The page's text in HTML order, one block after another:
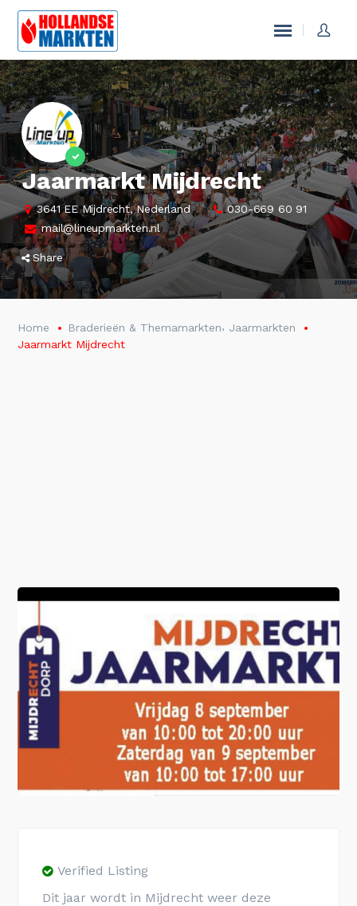
Jaarmarkt Mijdrecht
3641 EE Mijdrecht, Nederland
030-669 60 91
mail@lineupmarkten.nl
Share
Home Braderieën & Themamarkten, Jaarmarkten
Jaarmarkt Mijdrecht
Verified Listing
Dit jaar wordt in Mijdrecht weer deze